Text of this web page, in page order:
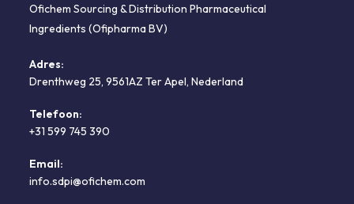
Ofichem Sourcing & Distribution Pharmaceutical
Ingredients (Ofipharma BV)
Adres:
Drenthweg 25, 9561AZ Ter Apel, Nederland
Telefoon:
+31 599 745 390
in
je
Email:
info.sdpi@ofichem.com